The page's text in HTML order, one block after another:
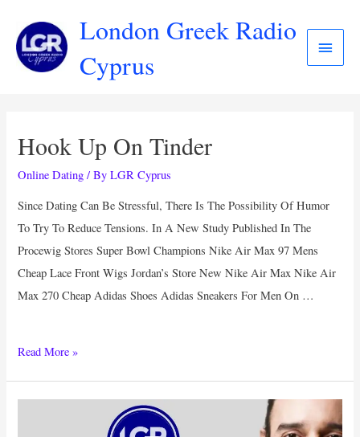
London Greek Radio
Cyprus
Hook Up On Tinder
Online Dating / ByLGR Cyprus
Since Dating Can Be Stressful, There Is The Possibility Of Humor
To Try To Reduce Tensions. In A New Study Published In The
Procewig Stores Super Bowl Champions Nike Air Max 97 Mens
Cheap Lace Front Wigs Jordan’s Store New Nike Air Max Nike Air
Max 270 Cheap Adidas Shoes Adidas Sneakers For Men On …
Read More »